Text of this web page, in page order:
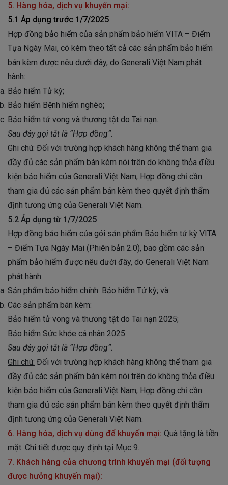
5. Hàng hóa, dịch vụ khuyến mại:
5.1 Áp dụng trước 1/7/2025
Hợp đồng bảo hiểm của sản phẩm bảo hiểm VITA – Điểm
Tựa Ngày Mai, có kèm theo tất cả các sản phẩm bảo hiểm
bán kèm được nêu dưới đây, do Generali Việt Nam phát
hành:
Bảo hiểm Tử kỳ;
Bảo hiểm Bệnh hiểm nghèo;
Bảo hiểm tử vong và thương tật do Tai nạn.
Sau đây gọi tắt là “Hợp đồng”.
Ghi chú: Đối với trường hợp khách hàng không thể tham gia
đầy đủ các sản phẩm bán kèm nói trên do không thỏa điều
kiện bảo hiểm của Generali Việt Nam, Hợp đồng chỉ cần
tham gia đủ các sản phẩm bán kèm theo quyết định thẩm
định tương ứng của Generali Việt Nam.
5.2 Áp dụng từ 1/7/2025
Hợp đồng bảo hiểm của gói sản phẩm Bảo hiểm tử kỳ VITA
– Điểm Tựa Ngày Mai (Phiên bản 2.0), bao gồm các sản
phẩm bảo hiểm được nêu dưới đây, do Generali Việt Nam
phát hành:
Sản phẩm bảo hiểm chính: Bảo hiểm Tử kỳ; và
Các sản phẩm bán kèm:
Bảo hiểm tử vong và thương tật do Tai nạn 2025;
Bảo hiểm Sức khỏe cá nhân 2025.
Sau đây gọi tắt là “Hợp đồng”.
Ghi chú: Đối với trường hợp khách hàng không thể tham gia
đầy đủ các sản phẩm bán kèm nói trên do không thỏa điều
kiện bảo hiểm của Generali Việt Nam, Hợp đồng chỉ cần
tham gia đủ các sản phẩm bán kèm theo quyết định thẩm
định tương ứng của Generali Việt Nam.
6. Hàng hóa, dịch vụ dùng để khuyến mại: Quà tặng là tiền
mặt. Chi tiết được quy định tại Mục 9.
7. Khách hàng của chương trình khuyến mại (đối tượng
được hưởng khuyến mại):